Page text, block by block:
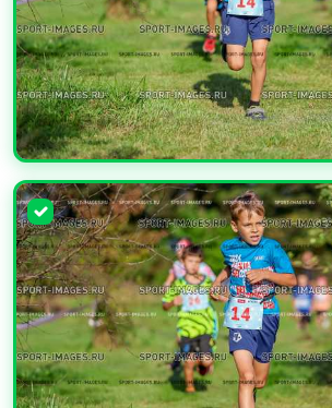
УВЕЛИЧИТЬ